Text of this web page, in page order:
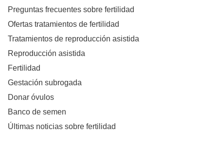
Preguntas frecuentes sobre fertilidad
Ofertas tratamientos de fertilidad
Tratamientos de reproducción asistida
Reproducción asistida
Fertilidad
Gestación subrogada
Donar óvulos
Banco de semen
Últimas noticias sobre fertilidad